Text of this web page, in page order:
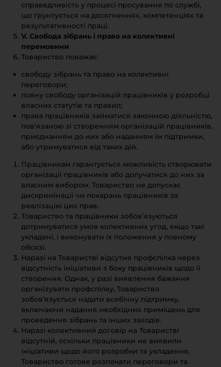
справедливість у процесі просування по службі,
що ґрунтується на досягненнях, компетенціях та
результативності праці.
V. Свобода зібрань і право на колективні
перемовини
Товариство поважає:
свободу зібрань та право на колективні
переговори;
повну свободу організацій працівників у розробці
власних статутів та правил;
права працівників займатися законною діяльністю,
пов’язаною зі створенням організацій працівників,
приєднанням до них або наданням їм підтримки,
або утримуватися від таких дій.
Працівникам гарантується можливість створювати
організації працівників або долучатися до них за
власним вибором. Товариство не допускає
дискримінації чи покарань працівників за
реалізацію цих прав.
Товариство та працівники зобов’язуються
дотримуватися умов колективних угод, якщо такі
укладені, і виконувати їх положення у повному
обсязі.
Наразі на Товаристві відсутня профспілка через
відсутність ініціативи з боку працівників щодо її
створення. Однак, у разі виявлення бажання
організувати профспілку, Товариство
зобов’язується надати всебічну підтримку,
включаючи надання необхідних приміщень для
проведення зібрань та інших заходів.
Наразі колективний договір на Товаристві
відсутній, оскільки працівники не виявили
ініціативи щодо його розробки та укладення.
Товариство готове розпочати переговори та